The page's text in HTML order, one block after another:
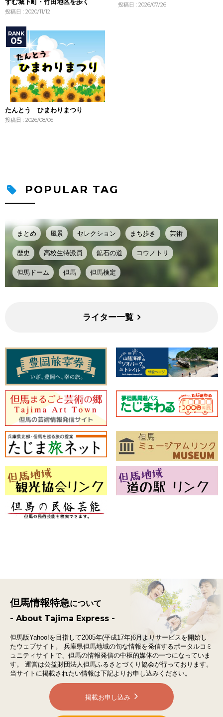
ずむ城下町・竹田地区を歩く
投稿日 : 2020/11/12
投稿日 : 2026/07/26
たんとう ひまわりまつり
投稿日 : 2026/08/06
POPULAR TAG
まとめ 風景 セレクション まち歩き 芸術
歴史 高校生特派員 鉱石の道 コウノトリ
但馬ドーム 但馬 但馬検定
ライター一覧
但馬情報特急について
- About Tajima Express -
但馬版Yahoo!を目指して2005年(平成17年)6月よりサービスを開始し
たウェブサイト。
兵庫県但馬地域の旬な情報を発信するポータルコミ
ュニティサイトで、 但馬の情報発信の中枢的媒体の一つになっていま
す。
運営は公益財団法人但馬ふるさとづくり協会が行っております。
当サイトに掲載されたい情報は下記よりお申し込みください。
掲載お申し込み